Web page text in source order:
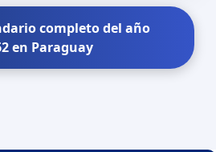
completo del año
en Paraguay